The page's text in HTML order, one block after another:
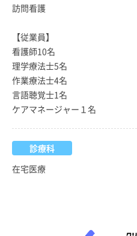
訪問看護
【従業員】
看護師10名
理学療法士5名
作業療法士4名
言語聴覚士1名
ケアマネージャー１名
診療科
在宅医療